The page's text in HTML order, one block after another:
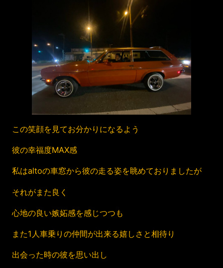
この笑顔を見てお分かりになるよう
彼の幸福度MAX感
私はaltoの車窓から彼の走る姿を眺めておりましたが
それがまた良く
心地の良い嫉妬感を感じつつも
また1人車乗りの仲間が出来る嬉しさと相待り
出会った時の彼を思い出し